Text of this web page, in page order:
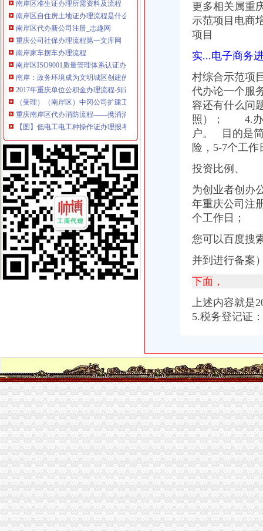
南岸区自住房土地证办理流程是什么？要什么材料-房天下买房知识
南岸区代办新公司注册_志趣网
重庆公司社保办理流程第一文库网
南岸家车摆车办理流程
南岸区ISO9001质量管理体系认证办理流程
南岸：政务环境成为文明城区创建的“窗口”---中国文明网
2017年重庆单位公积金办理流程-知识-宜人贷
（受理）（南岸区）中冈公司扩建工程办事结果-重庆市城乡建设委员会
重庆南岸区代办消防流程——携消消防知道_重庆代办过消防验收_新浪
【图】低电工电工种操作证办理报考流程2017重庆,南岸技能
我以前在重庆南岸区上班,公司帮我们买了保险,想转到现在上班的
南岸窗口单位,你有没有发现“三颗心”|权属|审批_凤凰资讯
重庆南岸：政务环境成为文明城区创建的“窗口”
南岸代办营业执照公司|营业执照代办-重庆益记财务_【会计服务】-久
重庆南岸区能办理铜梁人单位离职养老保险吗_精选律师解答—华律网
【北部新区工商代理,渝中区工商代办,南岸区工商注册资料和流程】
重庆市南岸区徽商有限公司_重庆徽商小贷
南岸区如何快速办理工商执照年检代办_第1页_重庆焦点_媒体_西祠胡同
页-重庆市民防办
四川工商营业执照办理流程找成都庆渝代办-感清版-大渝社区|
2014四季度、2015上半年重庆南岸区事业单位和面向贫困大学生招聘
（四晚酒店住宿+更多当地游任选）】办理流程_南岸商业圈重庆双飞
南岸区工商营业执照年检需要的材料【渝力工商】代办|聊天灌水-地宝网
2018年南岸区企业法律顾问怎么报名_报名办法_报名流程_报名步骤
【重庆途家酒店公寓翡翠明珠店双飞4日3晚自由行（早去午回近南岸
重庆公司变更：南岸区工商执照代办,代理记账,代办各类许可证-重
重庆南岸区工商代办_第1页_重庆论坛_人文_西祠胡同
南岸区民政局离的流程有哪些？-法律知识大全|律师365(.com)
重庆商行：2016年重庆电工焊工钳工等41个工种鉴定办理流程-重庆爱
南岸区社保局公共业务窗口少工作人员态度劣-光重庆
电子信息企业南岸区注册26个工作日搞定-今日重庆-华龙网
2017年重庆合川区公积金办理流程-知识-宜人贷
外地人办重庆老人公交卡流程-重庆本地宝
国网重庆市电力公司南岸供电分公司_新闻中心_中国网
南岸区办公司流程
重庆南岸二手房过户流程简单很多出错明显降低_佛山房地产_房掌柜
南宁市邕江综合整和开发利用工程（南岸：五象大道北兴斌沙场-三
押业务主任_重庆两江新区领达有限公司招聘信息—
【58同城】南岸街道流程策划庆公司价格5000-元_南岸街道
更多相关属重
示范项目电商
项目
实...电子商务
村综合示范项
代办论一个服
容还有什么问
照）； 4.办
户。 目的是
险，5-7个工
投资比例、
为创业者创办
年重庆公司
个工作日；
您可以百度搜
并到进行备
下面，
上述内容就是
5.税务登记证